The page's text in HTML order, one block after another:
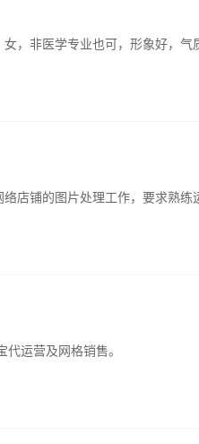
，非医学专业也可，形象好，气
店铺的图片处理工作，要求熟练
代运营及网格销售。